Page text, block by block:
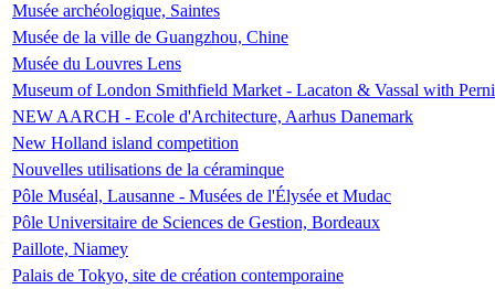
Musée archéologique, Saintes
Musée de la ville de Guangzhou, Chine
Musée du Louvres Lens
Museum of London Smithfield Market - Lacaton & Vassal with
NEW AARCH - Ecole d'Architecture, Aarhus Danemark
New Holland island competition
Nouvelles utilisations de la céraminque
Pôle Muséal, Lausanne - Musées de l'Élysée et Mudac
Pôle Universitaire de Sciences de Gestion, Bordeaux
Paillote, Niamey
Palais de Tokyo, site de création contemporaine